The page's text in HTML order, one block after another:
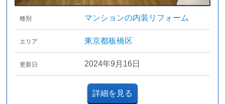
種別 マンションの内装リフォーム
エリア 東京都板橋区
更新日 2024年9月16日
詳細を見る